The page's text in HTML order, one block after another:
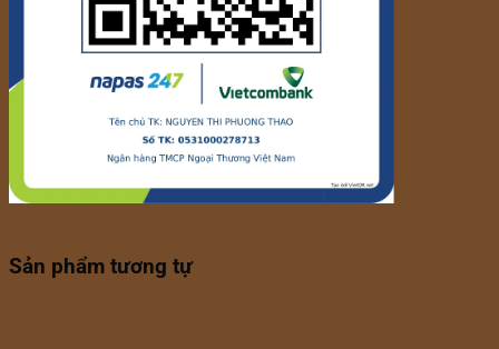
Sản phẩm tương tự